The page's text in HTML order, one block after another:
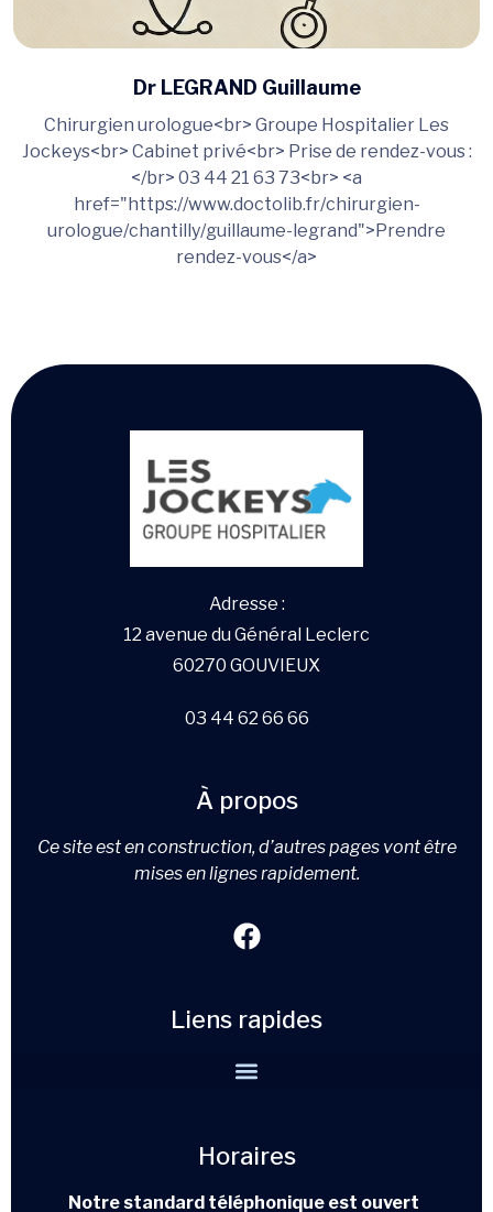
Dr LEGRAND Guillaume
Chirurgien urologue<br> Groupe Hospitalier Les
Jockeys<br> Cabinet privé<br> Prise de rendez-vous :
</br> 03 44 21 63 73<br> <a
href="https://www.doctolib.fr/chirurgien-
urologue/chantilly/guillaume-legrand">Prendre
rendez-vous</a>
Adresse :
12 avenue du Général Leclerc
60270 GOUVIEUX
03 44 62 66 66
À propos
Ce site est en construction, d’autres pages vont être
mises en lignes rapidement.
Liens rapides
Horaires
Notre standard téléphonique est ouvert